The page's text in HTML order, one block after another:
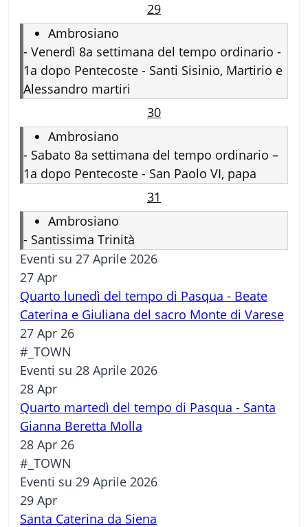
29
Ambrosiano
- Venerdì 8a settimana del tempo ordinario -
1a dopo Pentecoste - Santi Sisinio, Martirio e
Alessandro martiri
30
Ambrosiano
- Sabato 8a settimana del tempo ordinario –
1a dopo Pentecoste - San Paolo VI, papa
31
Ambrosiano
- Santissima Trinità
Eventi su 27 Aprile 2026
27 Apr
Quarto lunedì del tempo di Pasqua - Beate
Caterina e Giuliana del sacro Monte di Varese
27 Apr 26
#_TOWN
Eventi su 28 Aprile 2026
28 Apr
Quarto martedì del tempo di Pasqua - Santa
Gianna Beretta Molla
28 Apr 26
#_TOWN
Eventi su 29 Aprile 2026
29 Apr
Santa Caterina da Siena